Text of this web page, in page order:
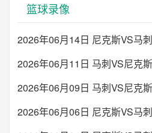
篮球录像